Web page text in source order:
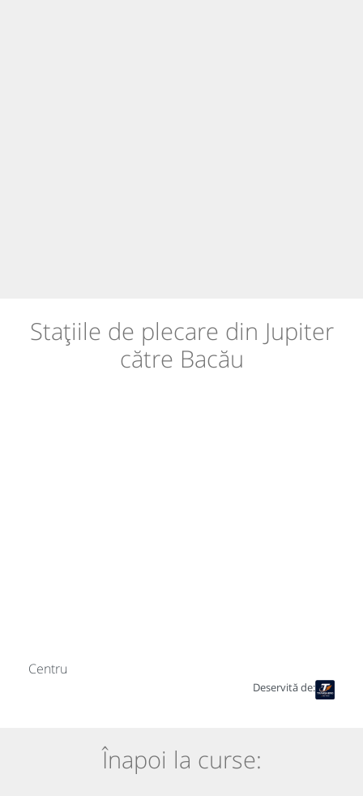
Stațiile de plecare din Jupiter
către Bacău
Centru
Deservită de:
Înapoi la curse: